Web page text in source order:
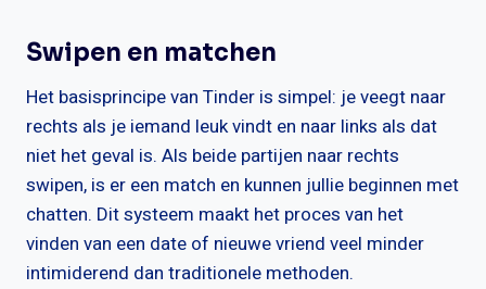
Swipen en matchen
Het basisprincipe van Tinder is simpel: je veegt naar
rechts als je iemand leuk vindt en naar links als dat
niet het geval is. Als beide partijen naar rechts
swipen, is er een match en kunnen jullie beginnen met
chatten. Dit systeem maakt het proces van het
vinden van een date of nieuwe vriend veel minder
intimiderend dan traditionele methoden.